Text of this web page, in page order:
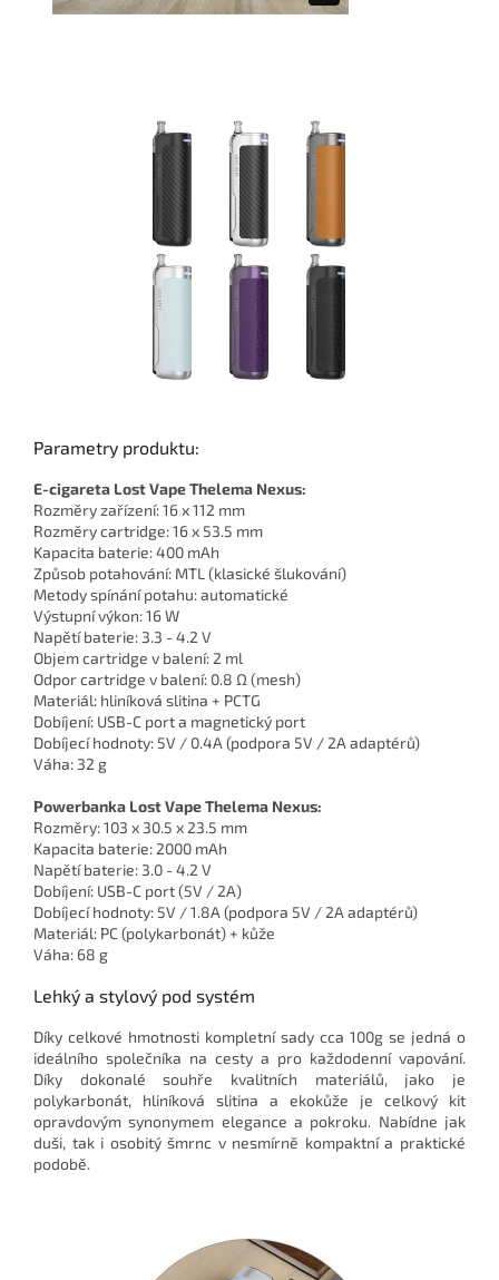
Parametry produktu:
E-cigareta Lost Vape Thelema Nexus:
Rozměry zařízení: 16 x 112 mm
Rozměry cartridge: 16 x 53.5 mm
Kapacita baterie: 400 mAh
Způsob potahování: MTL (klasické šlukování)
Metody spínání potahu: automatické
Výstupní výkon: 16 W
Napětí baterie: 3.3 - 4.2 V
Objem cartridge v balení: 2 ml
Odpor cartridge v balení: 0.8 Ω (mesh)
Materiál: hliníková slitina + PCTG
Dobíjení: USB-C port a magnetický port
Dobíjecí hodnoty: 5V / 0.4A (podpora 5V / 2A adaptérů)
Váha: 32 g
Powerbanka Lost Vape Thelema Nexus:
Rozměry: 103 x 30.5 x 23.5 mm
Kapacita baterie: 2000 mAh
Napětí baterie: 3.0 - 4.2 V
Dobíjení: USB-C port (5V / 2A)
Dobíjecí hodnoty: 5V / 1.8A (podpora 5V / 2A adaptérů)
Materiál: PC (polykarbonát) + kůže
Váha: 68 g
Lehký a stylový pod systém
Díky celkové hmotnosti kompletní sady cca 100g se jedná o
ideálního společníka na cesty a pro každodenní vapování.
Díky dokonalé souhře kvalitních materiálů, jako je
polykarbonát, hliníková slitina a ekokůže je celkový kit
opravdovým synonymem elegance a pokroku. Nabídne jak
duši, tak i osobitý šmrnc v nesmírně kompaktní a praktické
podobě.